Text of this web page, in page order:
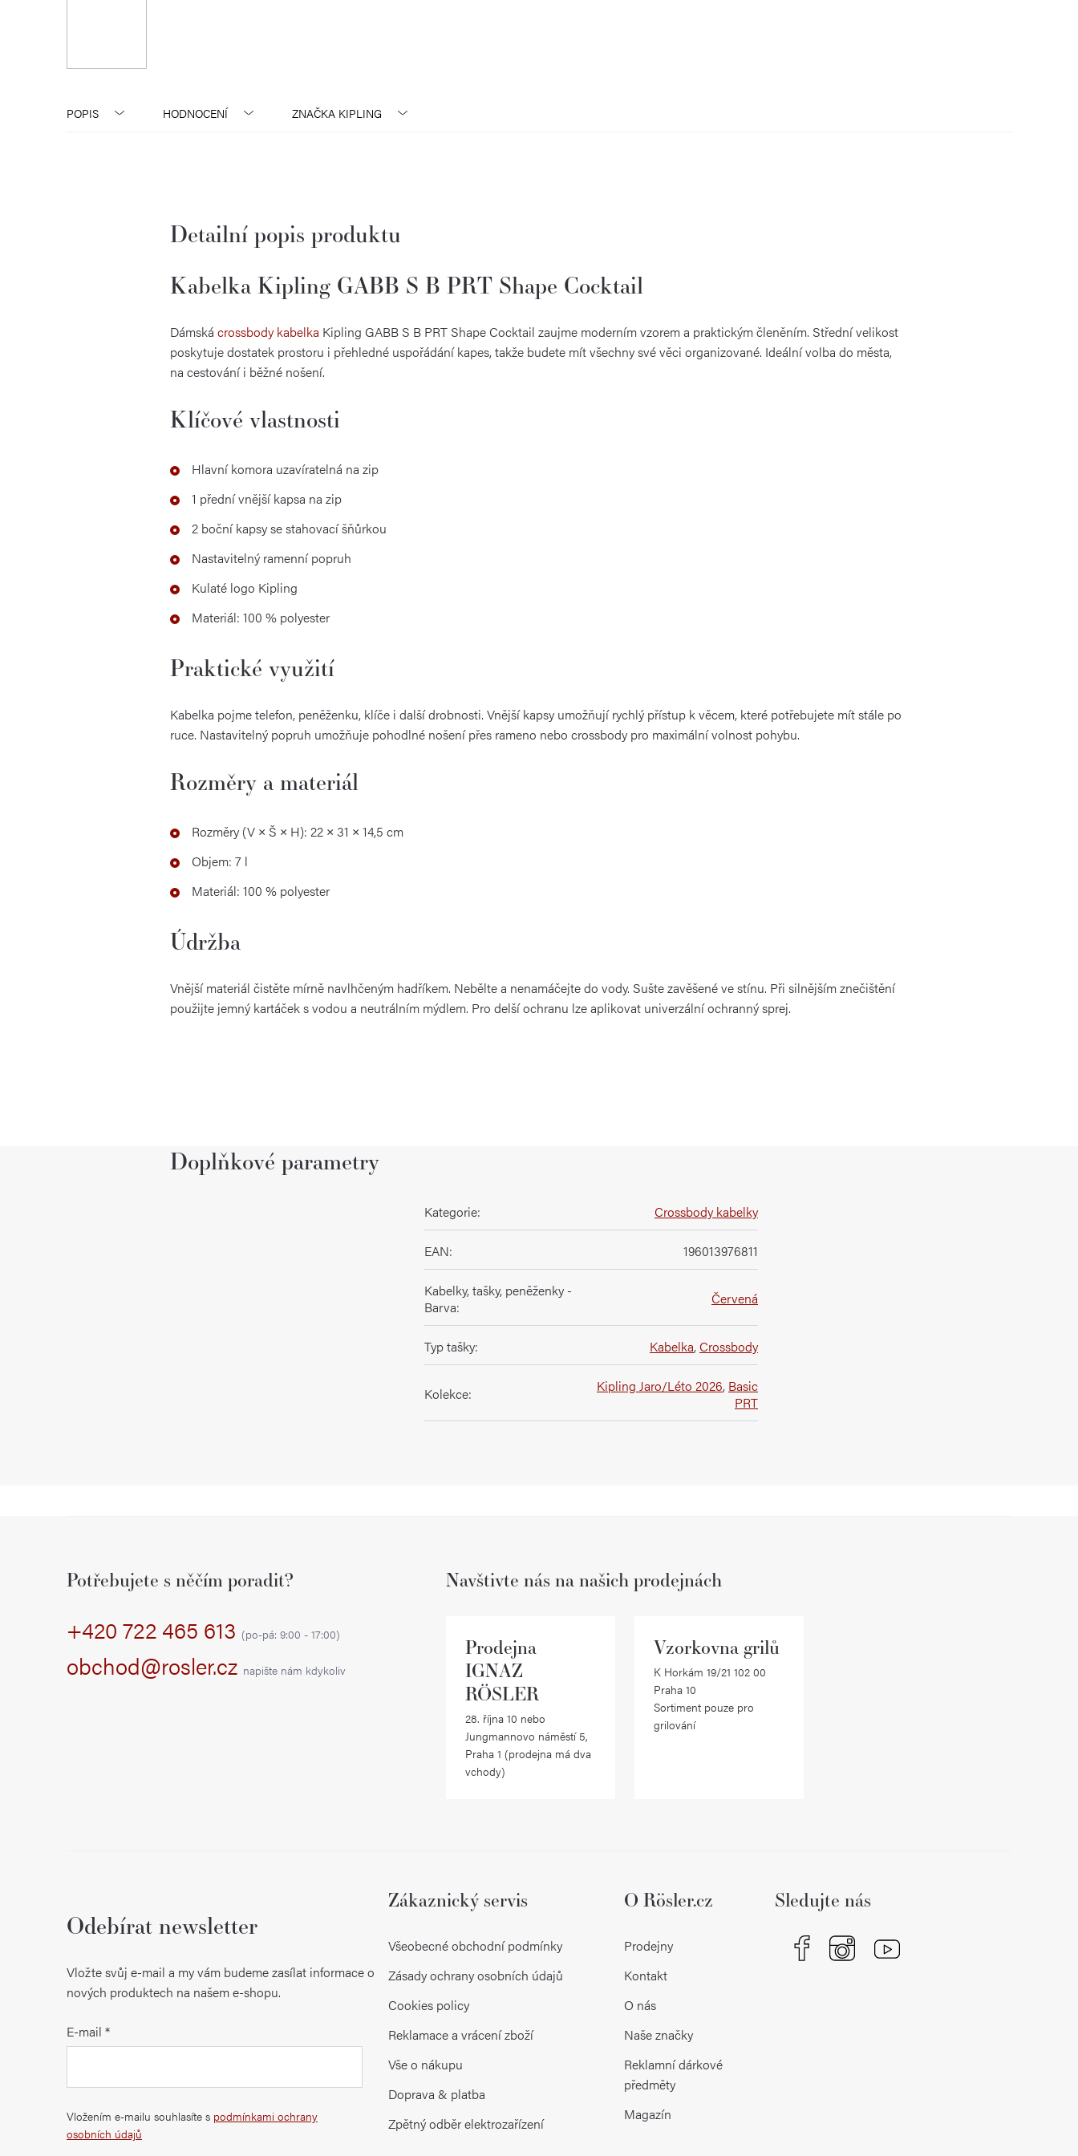
POPIS HODNOCENÍ ZNAČKA KIPLING
Detailní popis produktu
Kabelka Kipling GABB S B PRT Shape Cocktail
Dámská crossbody kabelka Kipling GABB S B PRT Shape Cocktail zaujme moderním vzorem a praktickým členěním. Střední velikost
poskytuje dostatek prostoru i přehledné uspořádání kapes, takže budete mít všechny své věci organizované. Ideální volba do města,
na cestování i běžné nošení.
Klíčové vlastnosti
Hlavní komora uzavíratelná na zip
1 přední vnější kapsa na zip
2 boční kapsy se stahovací šňůrkou
Nastavitelný ramenní popruh
Kulaté logo Kipling
Materiál: 100 % polyester
Praktické využití
Kabelka pojme telefon, peněženku, klíče i další drobnosti. Vnější kapsy umožňují rychlý přístup k věcem, které potřebujete mít stále po
ruce. Nastavitelný popruh umožňuje pohodlné nošení přes rameno nebo crossbody pro maximální volnost pohybu.
Rozměry a materiál
Rozměry (V × Š × H): 22 × 31 × 14,5 cm
Objem: 7 l
Materiál: 100 % polyester
Údržba
Vnější materiál čistěte mírně navlhčeným hadříkem. Nebělte a nenamáčejte do vody. Sušte zavěšené ve stínu. Při silnějším znečištění
použijte jemný kartáček s vodou a neutrálním mýdlem. Pro delší ochranu lze aplikovat univerzální ochranný sprej.
Doplňkové parametry
Kategorie: Crossbody kabelky
EAN: 196013976811
Kabelky, tašky, peněženky -
Barva: Červená
Typ tašky: Kabelka,Crossbody
Kolekce: Kipling Jaro/Léto 2026, Basic
PRT
Potřebujete s něčím poradit?
+420 722 465 613 (po-pá: 9:00 - 17:00)
obchod@rosler.cz napište nám kdykoliv
Navštivte nás na našich prodejnách
Prodejna
IGNAZ
RÖSLER
28. října 10 nebo
Jungmannovo náměstí 5,
Praha 1 (prodejna má dva
vchody)
Vzorkovna grilů
K Horkám 19/21 102 00
Praha 10
Sortiment pouze pro
grilování
Odebírat newsletter
Vložte svůj e-mail a my vám budeme zasílat informace o
nových produktech na našem e-shopu.
E-mail
Vložením e-mailu souhlasíte s podmínkami ochrany
osobních údajů
Zákaznický servis
Všeobecné obchodní podmínky
Zásady ochrany osobních údajů
Cookies policy
Reklamace a vrácení zboží
Vše o nákupu
Doprava & platba
Zpětný odběr elektrozařízení
O Rösler.cz
Prodejny
Kontakt
O nás
Naše značky
Reklamní dárkové
předměty
Magazín
Sledujte nás